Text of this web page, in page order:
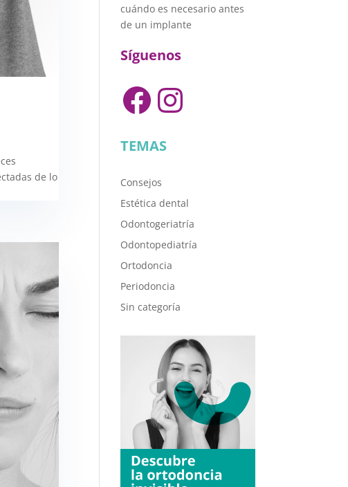
de lo
cuándo es necesario antes
de un implante
Síguenos
Facebook
Instagram
TEMAS
Consejos
Estética dental
Odontogeriatría
Odontopediatría
Ortodoncia
Periodoncia
Sin categoría